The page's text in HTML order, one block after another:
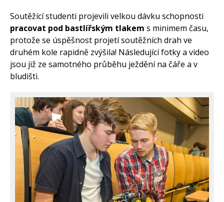
Soutěžící studenti projevili velkou dávku schopnosti
pracovat pod bastlířským tlakem s minimem času,
protože se úspěšnost projetí soutěžních drah ve
druhém kole rapidně zvýšila! Následující fotky a video
jsou již ze samotného průběhu ježdění na čáře a v
bludišti.